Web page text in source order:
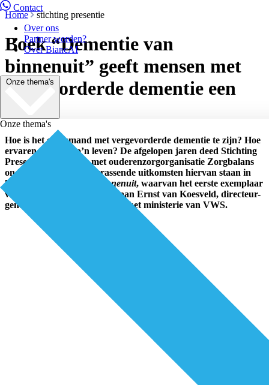
Contact
Over ons
Partner worden?
Over BiancAI
Onze thema's
Onze thema's
Home stichting presentie
Boek “Dementie van
binnenuit” geeft mensen met
vergevorderde dementie een
Hoe is het om iemand met vergevorderde dementie te zijn? Hoe
ervaren mensen zo’n leven? De afgelopen jaren deed Stichting
Presentie hier samen met ouderenzorgorganisatie Zorgbalans
onderzoek naar. De verrassende uitkomsten hiervan staan in
het boek
Dementie van binnenuit, waarvan het eerste exemplaar
vandaag werd overhandigd aan Ernst van Koesveld, directeur-
generaal Langdurige Zorg bij het ministerie van VWS.